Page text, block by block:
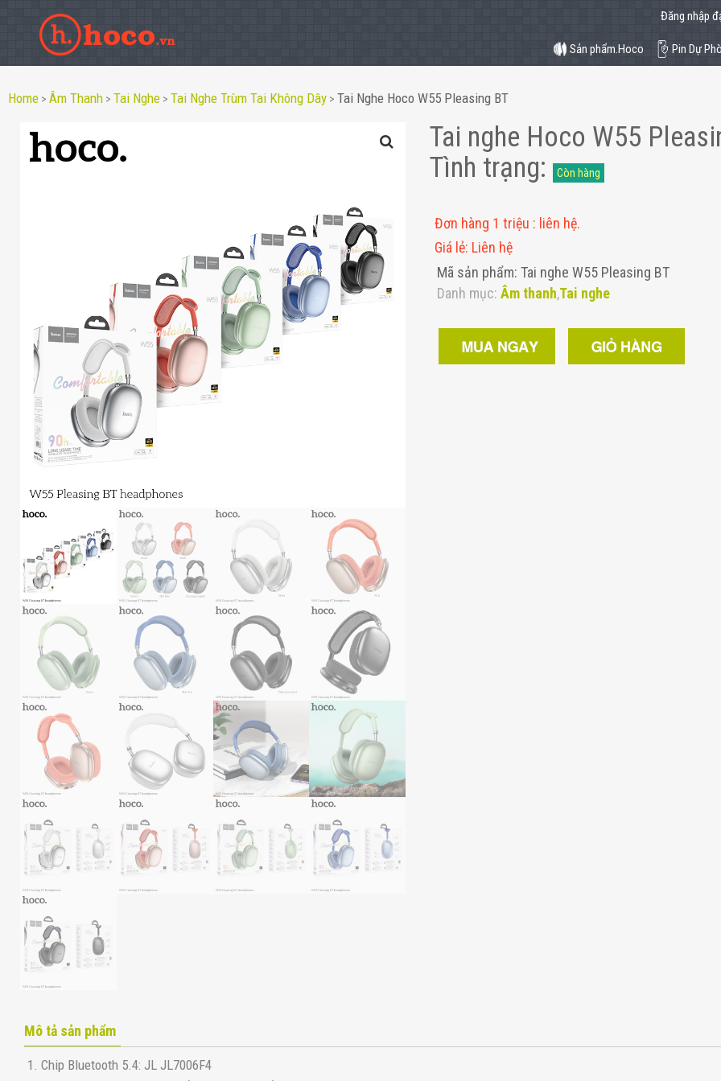
Đăng nhập
Sản phẩm.Hoco Pin Dự
Home >Âm Thanh >Tai Nghe >Tai Nghe Trùm Tai Không Dây > Tai Nghe Hoco W55 Pleasing BT
Tai nghe Hoco W55
Tình trạng: Còn hàng
Đơn hàng 1 triệu : liên hệ.
Giá lẻ: Liên hệ
Mã sản phẩm: Tai nghe W55 Pleasing BT
Danh mục: Âm thanh,Tai nghe
Mô tả sản phẩm
1. Chip Bluetooth 5.4: JL JL7006F4